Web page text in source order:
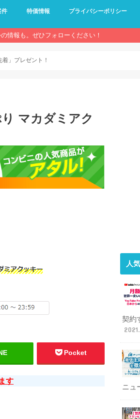
件 特価情報 プライバシーポリシー
情報も。ぜひフォローください！
」プレゼント！
マカダミアク
Pocket
す
人
契約
ニュ